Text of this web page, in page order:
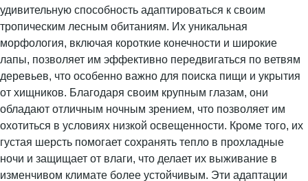
удивительную способность адаптироваться к своим
тропическим лесным обитаниям. Их уникальная
морфология, включая короткие конечности и широкие
лапы, позволяет им эффективно передвигаться по ветвям
деревьев, что особенно важно для поиска пищи и укрытия
от хищников. Благодаря своим крупным глазам, они
обладают отличным ночным зрением, что позволяет им
охотиться в условиях низкой освещенности. Кроме того, их
густая шерсть помогает сохранять тепло в прохладные
ночи и защищает от влаги, что делает их выживание в
изменчивом климате более устойчивым. Эти адаптации